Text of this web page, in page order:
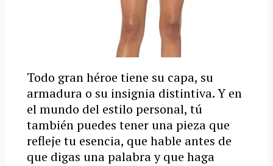
Todo gran héroe tiene su capa, su
armadura o su insignia distintiva. Y en
el mundo del estilo personal, tú
también puedes tener una pieza que
refleje tu esencia, que hable antes de
que digas una palabra y que haga